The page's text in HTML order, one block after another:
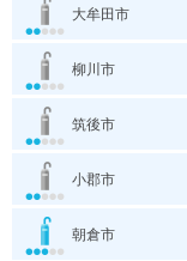
大牟田市
柳川市
筑後市
小郡市
朝倉市